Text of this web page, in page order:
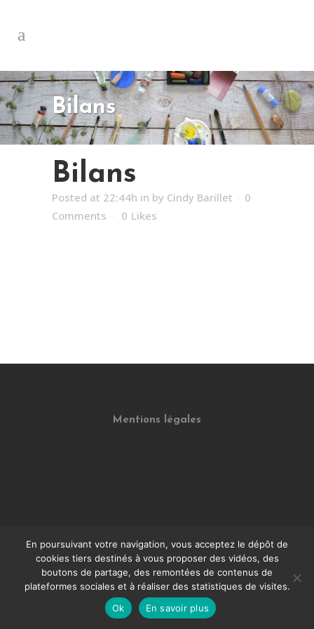
Bilans
Bilans
Posted at 22:44h in by Cindy Barillet
0
Comments
0 Likes
Mentions légales
CGV
En poursuivant votre navigation, vous acceptez le dépôt de
cookies tiers destinés à vous proposer des vidéos, des
boutons de partage, des remontées de contenus de
plateformes sociales et à réaliser des statistiques de visites.
Ok
En savoir plus